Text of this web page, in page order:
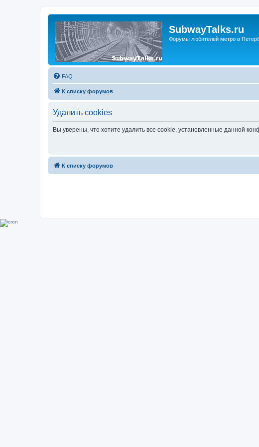
SubwayTalks.ru
Форумы любителей метро в
FAQ
К списку форумов
Удалить cookies
Вы уверены, что хотите удалить все cookie, установленные данной
К списку форумов